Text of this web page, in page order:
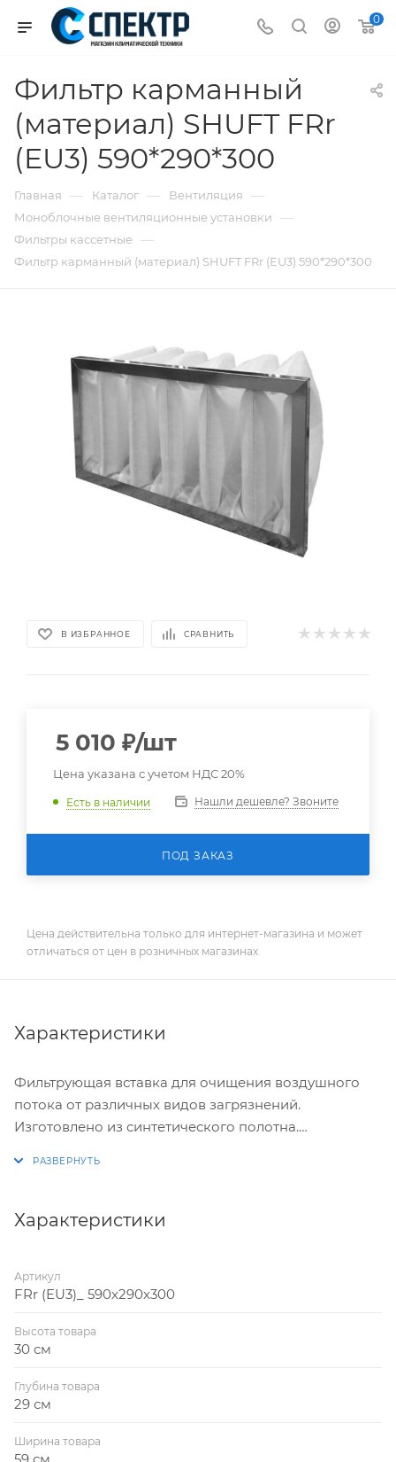
0
Фильтр карманный
(материал) SHUFT FRr
(EU3) 590*290*300
Главная — Каталог — Вентиляция —
Моноблочные вентиляционные установки —
Фильтры кассетные —
Фильтр карманный (материал) SHUFT FRr (EU3) 590*290*300
В ИЗБРАННОЕ СРАВНИТЬ
5 010 ₽/шт
Цена указана с учетом НДС 20%
Есть в наличии Нашли дешевле? Звоните
ПОД ЗАКАЗ
Цена действительна только для интернет-магазина и может
отличаться от цен в розничных магазинах
Характеристики
Фильтрующая вставка для очищения воздушного
потока от различных видов загрязнений.
Изготовлено из синтетического полотна.
и иных видов объектов. Частота замены зависит от
производителя
Характеристики
Артикул
FRr (EU3)_ 590х290х300
Высота товара
30 см
Глубина товара
29 см
Ширина товара